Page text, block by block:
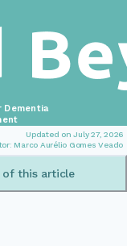
Updated on July 27, 2026
Marco Aurélio Gomes Veado
Dementia
of this article